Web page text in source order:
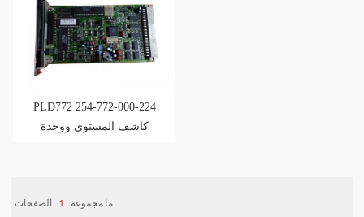
PLD772 254-772-000-224
كاشف المستوى ووحدة
ما مجموعه 1 الصفحات